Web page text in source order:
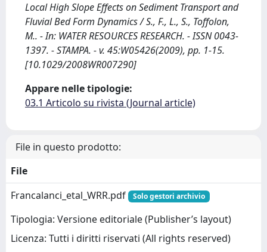
Local High Slope Effects on Sediment Transport and
Fluvial Bed Form Dynamics / S., F., L., S., Toffolon,
M.. - In: WATER RESOURCES RESEARCH. - ISSN 0043-
1397. - STAMPA. - v. 45:W05426(2009), pp. 1-15.
[10.1029/2008WR007290]
Appare nelle tipologie:
03.1 Articolo su rivista (Journal article)
File in questo prodotto:
File
Francalanci_etal_WRR.pdf
Solo gestori archivio
Tipologia: Versione editoriale (Publisher’s layout)
Licenza: Tutti i diritti riservati (All rights reserved)